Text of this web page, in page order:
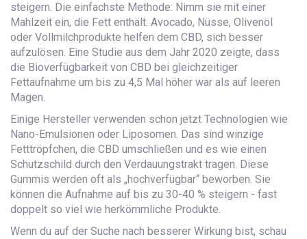
steigern. Die einfachste Methode: Nimm sie mit einer
Mahlzeit ein, die Fett enthält. Avocado, Nüsse, Olivenöl
oder Vollmilchprodukte helfen dem CBD, sich besser
aufzulösen. Eine Studie aus dem Jahr 2020 zeigte, dass
die Bioverfügbarkeit von CBD bei gleichzeitiger
Fettaufnahme um bis zu 4,5 Mal höher war als auf leeren
Magen.
Einige Hersteller verwenden schon jetzt Technologien wie
Nano-Emulsionen oder Liposomen. Das sind winzige
Fetttröpfchen, die CBD umschließen und es wie einen
Schutzschild durch den Verdauungstrakt tragen. Diese
Gummis werden oft als „hochverfügbar“ beworben. Sie
können die Aufnahme auf bis zu 30-40 % steigern - fast
doppelt so viel wie herkömmliche Produkte.
Wenn du auf der Suche nach besserer Wirkung bist, schau